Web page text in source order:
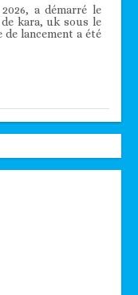
a démarré le
de kara, uk sous le
de lancement a été